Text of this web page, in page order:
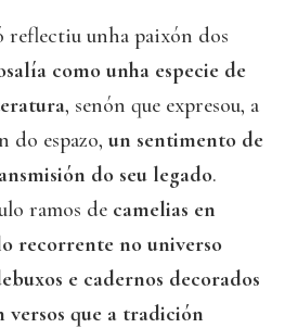
unha paixón dos
como unha especie de
, senón que expresou, a
do espazo, un sentimento de
do seu legado.
ramos de camelias en
recorrente no universo
e cadernos decorados
versos que a tradición